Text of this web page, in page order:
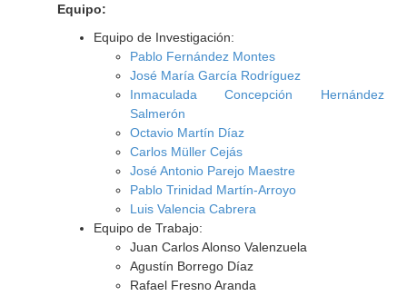
Equipo:
Equipo de Investigación:
Pablo Fernández Montes
José María García Rodríguez
Inmaculada Concepción Hernández
Salmerón
Octavio Martín Díaz
Carlos Müller Cejás
José Antonio Parejo Maestre
Pablo Trinidad Martín-Arroyo
Luis Valencia Cabrera
Equipo de Trabajo:
Juan Carlos Alonso Valenzuela
Agustín Borrego Díaz
Rafael Fresno Aranda